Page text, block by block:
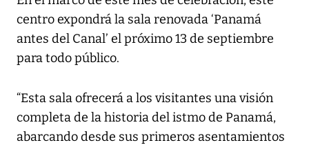
centro expondrá la sala renovada ‘Panamá
antes del Canal’ el próximo 13 de septiembre
para todo público.
“Esta sala ofrecerá a los visitantes una visión
completa de la historia del istmo de Panamá,
abarcando desde sus primeros asentamientos